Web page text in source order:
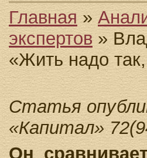
Главная »
экспертов»
«Жить надо
Статья
«Капитал»
Он